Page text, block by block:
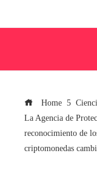
Home
La Agencia de
reconocimiento de
criptomonedas